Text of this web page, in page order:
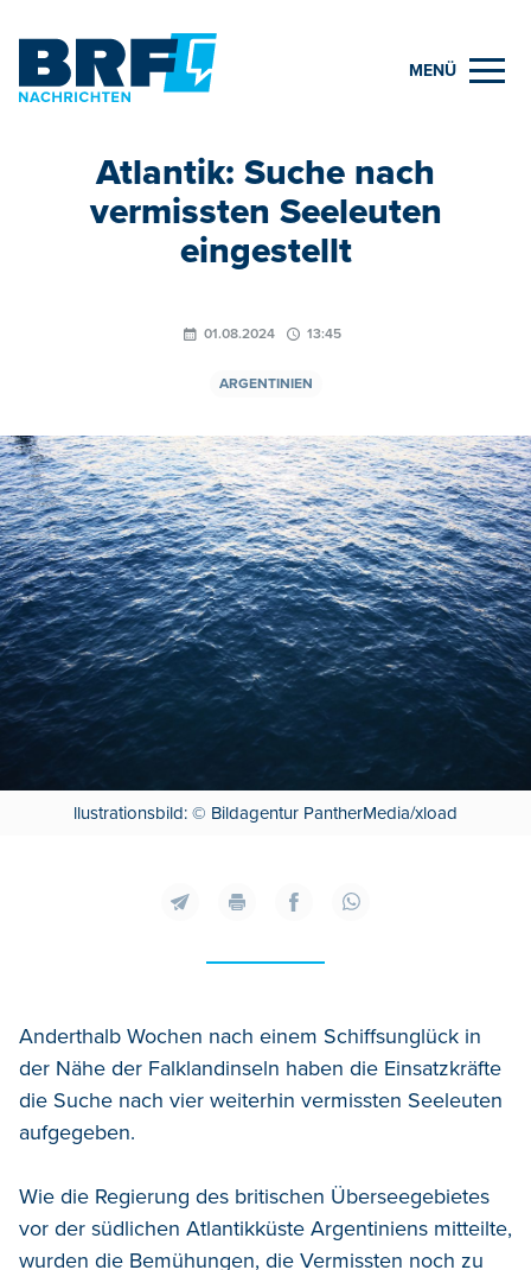
MENÜ
Atlantik: Suche nach
vermissten Seeleuten
eingestellt
01.08.2024 13:45
ARGENTINIEN
llustrationsbild: © Bildagentur PantherMedia/xload
Anderthalb Wochen nach einem Schiffsunglück in
der Nähe der Falklandinseln haben die Einsatzkräfte
die Suche nach vier weiterhin vermissten Seeleuten
aufgegeben.
Wie die Regierung des britischen Überseegebietes
vor der südlichen Atlantikküste Argentiniens mitteilte,
wurden die Bemühungen, die Vermissten noch zu